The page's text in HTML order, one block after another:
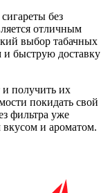
без
отличным
выбор табачных
быструю доставку
получить их
покидать свой
фильтра уже
и ароматом.